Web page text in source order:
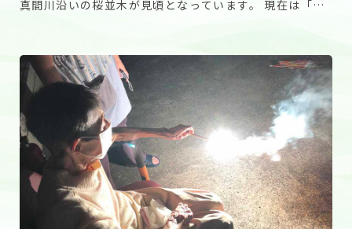
真間川沿いの桜並木が見頃となっています。 現在は「い